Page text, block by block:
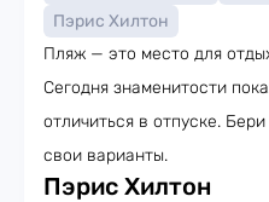
Пэрис Хилтон
Пляж — это место для
Сегодня знаменитости
отличиться в отпуске.
свои варианты.
Пэрис Хилтон